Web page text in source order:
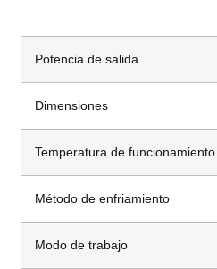
Potencia de salida
Dimensiones
Temperatura de funcionamiento
Método de enfriamiento
Modo de trabajo